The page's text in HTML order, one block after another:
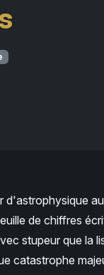
d'astrophysique
de chiffres
stupeur que la
catastrophe